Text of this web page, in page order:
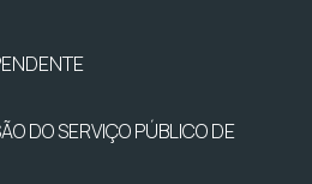
DO SERVIÇO PÚBLICO DE